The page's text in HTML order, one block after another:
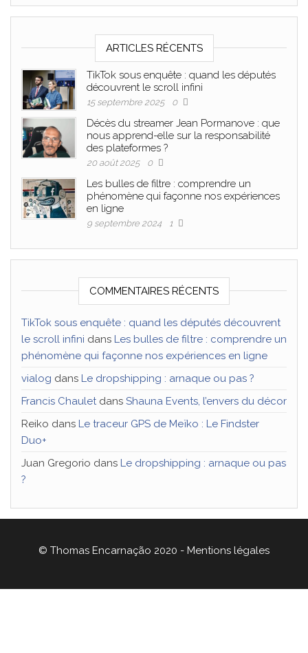
ARTICLES RÉCENTS
TikTok sous enquête : quand les députés
découvrent le scroll infini
15 septembre 2025 0
Décès du streamer Jean Pormanove : que
nous apprend-elle sur la responsabilité
des plateformes ?
20 août 2025 0
Les bulles de filtre : comprendre un
phénomène qui façonne nos expériences
en ligne
9 septembre 2024 1
COMMENTAIRES RÉCENTS
TikTok sous enquête : quand les députés découvrent
le scroll infini dans Les bulles de filtre : comprendre un
phénomène qui façonne nos expériences en ligne
vialog dans Le dropshipping : arnaque ou pas ?
Francis Chauletdans Shauna Events, l’envers du décor
Reiko dans Le traceur GPS de Meïko : Le Findster
Duo+
Juan Gregorio dans Le dropshipping : arnaque ou pas
?
© Thomas Encarnação 2020 - Mentions légales